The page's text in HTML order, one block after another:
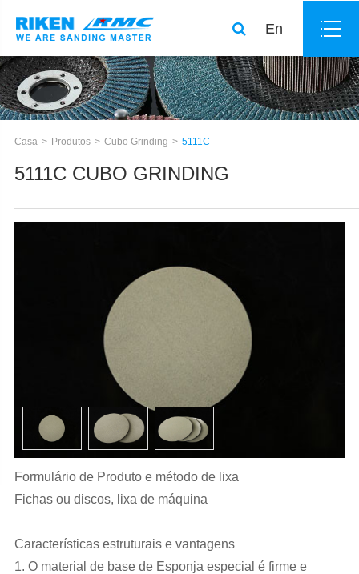
En
Casa Produtos Cubo Grinding 5111C
5111C CUBO GRINDING
Formulário de Produto e método de lixa
Fichas ou discos, lixa de máquina
Características estruturais e vantagens
1. O material de base de Esponja especial é firme e